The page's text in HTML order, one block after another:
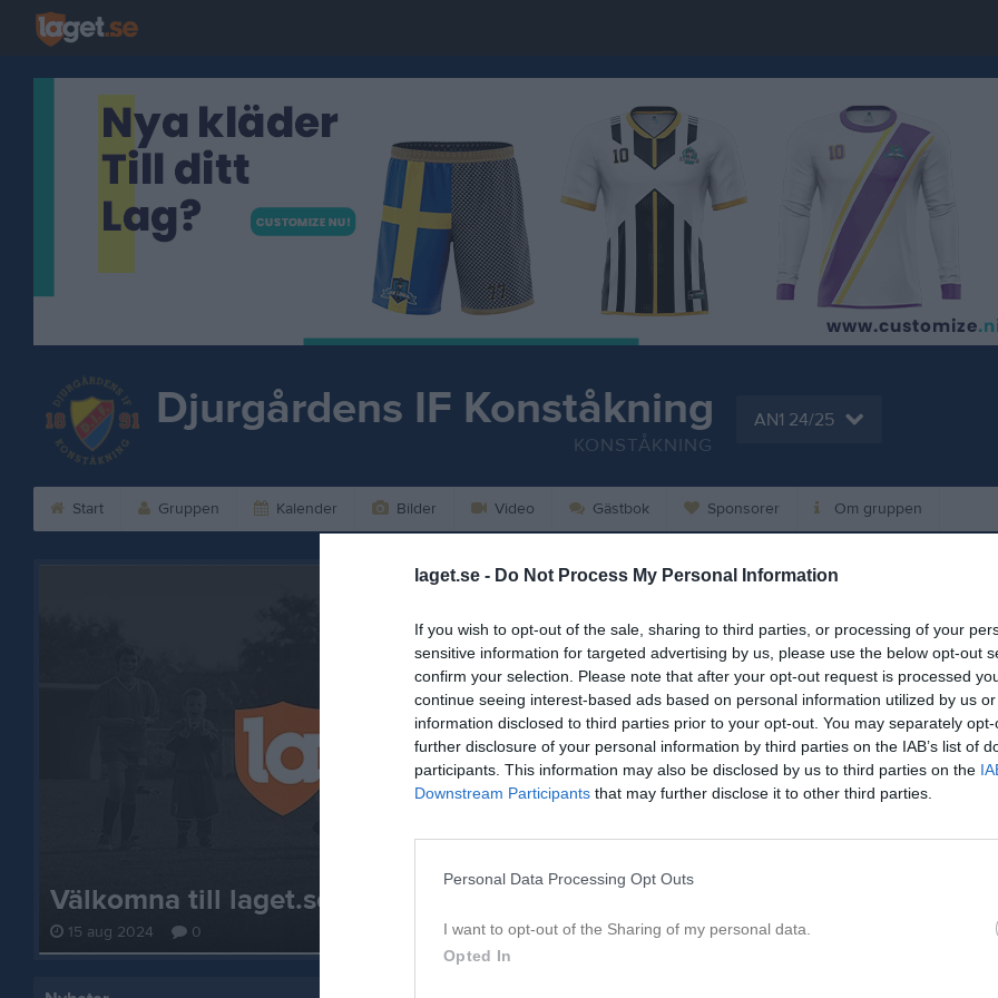
laget.se - Do Not Process My Personal Information
If you wish to opt-out of the sale, sharing to third parties, or processing of your
sensitive information for targeted advertising by us, please use the below opt-out
confirm your selection. Please note that after your opt-out request is processed
continue seeing interest-based ads based on personal information utilized by us
information disclosed to third parties prior to your opt-out. You may separately
further disclosure of your personal information by third parties on the IAB’s list of
participants. This information may also be disclosed by us to third parties on the
Downstream Participants that may further disclose it to other third parties.
Personal Data Processing Opt Outs
I want to opt-out of the Sharing of my personal data.
Opted In
Djurgårdens IF Konståkning
KONSTÅKNING
AN1 24/25
Start Gruppen Kalender Bilder Video Gästbok Sponsorer Om gruppen
Välkomna till laget.se – Här finns viktig information!
15 aug 2024 0
På gång
Inga kommande